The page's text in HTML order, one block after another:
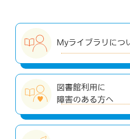
Myライブラリにつ
図書館利用に
障害のある方へ